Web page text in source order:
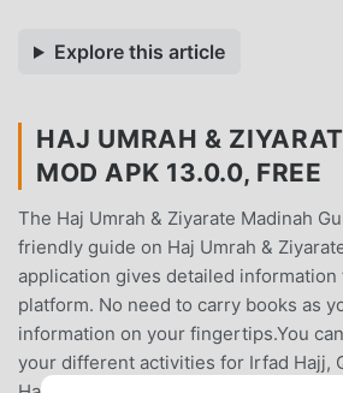
Explore this article
HAJ UMRAH &
MOD APK 13.0.0, FREE
The Haj Umrah & Ziyarate Madinah
friendly guide on Haj Umrah &
application gives detailed
platform. No need to carry books as
information on your fingertips.You
your different activities for Irfad Hajj,